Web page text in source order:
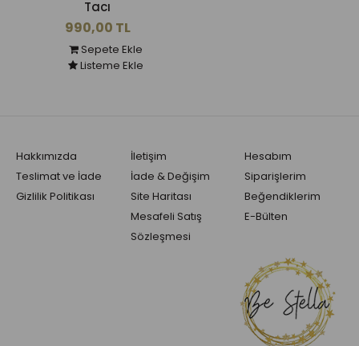
Tacı
990,00 TL
Sepete Ekle
Listeme Ekle
Hakkımızda
Teslimat ve İade
Gizlilik Politikası
İletişim
İade & Değişim
Site Haritası
Mesafeli Satış
Sözleşmesi
Hesabım
Siparişlerim
Beğendiklerim
E-Bülten